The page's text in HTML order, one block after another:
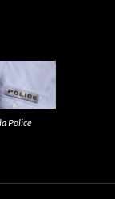
Police